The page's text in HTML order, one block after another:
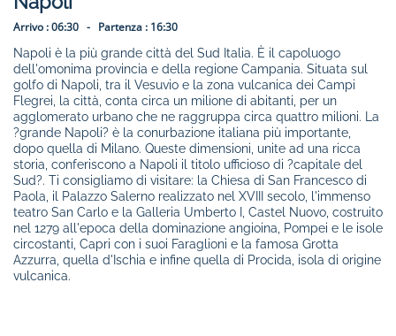
Arrivo :06:30 - Partenza : 16:30
Napoli è la più grande città del Sud Italia. È il capoluogo
dell'omonima provincia e della regione Campania. Situata sul
golfo di Napoli, tra il Vesuvio e la zona vulcanica dei Campi
Flegrei, la città, conta circa un milione di abitanti, per un
agglomerato urbano che ne raggruppa circa quattro milioni. La
?grande Napoli? è la conurbazione italiana più importante,
dopo quella di Milano. Queste dimensioni, unite ad una ricca
storia, conferiscono a Napoli il titolo ufficioso di ?capitale del
Sud?. Ti consigliamo di visitare: la Chiesa di San Francesco di
Paola, il Palazzo Salerno realizzato nel XVIII secolo, l'immenso
teatro San Carlo e la Galleria Umberto I, Castel Nuovo, costruito
nel 1279 all'epoca della dominazione angioina, Pompei e le isole
circostanti, Capri con i suoi Faraglioni e la famosa Grotta
Azzurra, quella d'Ischia e infine quella di Procida, isola di origine
vulcanica.